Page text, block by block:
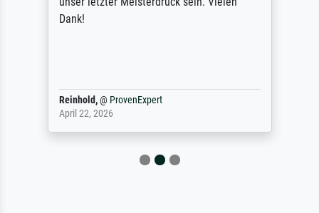
Dank!
Reinhold,@ ProvenExpert
April 22, 2026